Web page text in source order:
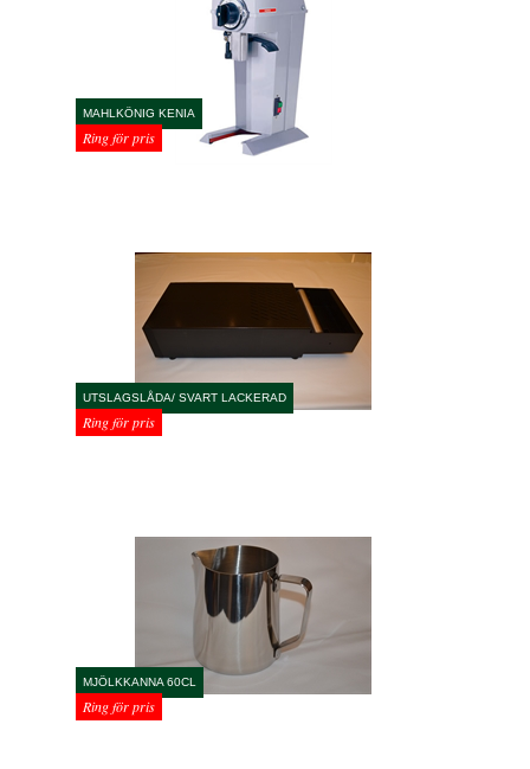
MAHLKÖNIG KENIA
Ring för pris
UTSLAGSLÅDA/ SVART LACKERAD
Ring för pris
MJÖLKKANNA 60CL
Ring för pris